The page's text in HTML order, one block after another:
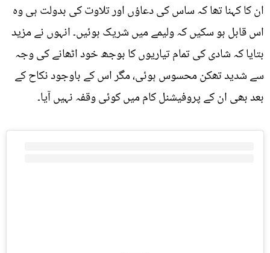
ان کا کہنا تھا کہ ساس کی دعاؤں اور تلاوت کی بدولت ہی وہ
اس قابل ہو سکیں کہ ولیمے میں شریک ہوئیں۔ انہوں نے مزید
بتایا کہ شادی کی تمام تیاریوں کا بوجھ خود اٹھانے کی وجہ
سے شدید تھکن محسوس ہوئی، مگر اس کے باوجود نکاح کے
بعد بھی ان کے پروفیشنل کام میں کوئی وقفہ نہیں آیا۔